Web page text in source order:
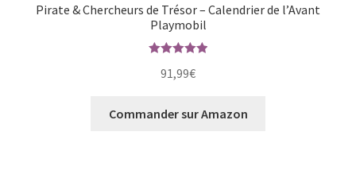
Pirate & Chercheurs de Trésor – Calendrier de l’Avant
Playmobil
sur 5
91,99€
Commander sur Amazon